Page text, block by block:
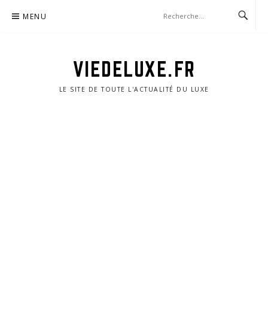
MENU
VIEDELUXE.FR
LE SITE DE TOUTE L'ACTUALITÉ DU LUXE